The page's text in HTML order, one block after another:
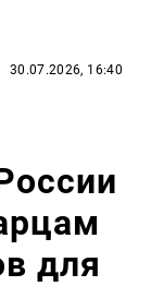
30.07.2026, 16:40
для